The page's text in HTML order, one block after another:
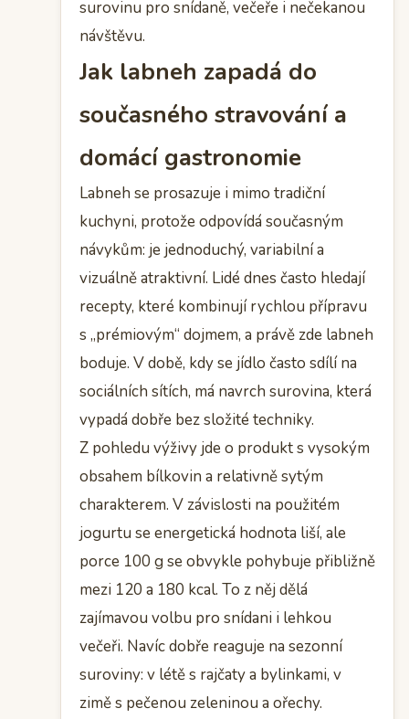
surovinu pro snídaně, večeře i nečekanou
návštěvu.
Jak labneh zapadá do
současného stravování a
domácí gastronomie
Labneh se prosazuje i mimo tradiční
kuchyni, protože odpovídá současným
návykům: je jednoduchý, variabilní a
vizuálně atraktivní. Lidé dnes často hledají
recepty, které kombinují rychlou přípravu
s „prémiovým“ dojmem, a právě zde labneh
boduje. V době, kdy se jídlo často sdílí na
sociálních sítích, má navrch surovina, která
vypadá dobře bez složité techniky.
Z pohledu výživy jde o produkt s vysokým
obsahem bílkovin a relativně sytým
charakterem. V závislosti na použitém
jogurtu se energetická hodnota liší, ale
porce 100 g se obvykle pohybuje přibližně
mezi 120 a 180 kcal. To z něj dělá
zajímavou volbu pro snídani i lehkou
večeři. Navíc dobře reaguje na sezonní
suroviny: v létě s rajčaty a bylinkami, v
zimě s pečenou zeleninou a ořechy.